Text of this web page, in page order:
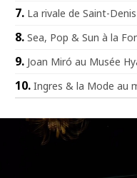
La rivale de Saint-Denis
Sea, Pop & Sun à la
Joan Miró au Musée
Ingres & la Mode au